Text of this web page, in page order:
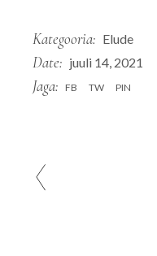
Kategooria: Elude
Date: juuli 14, 2021
Jaga: FB TW PIN